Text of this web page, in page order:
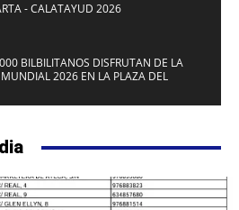
- CALATAYUD 2026
BILBILITANOS DISFRUTAN DE LA
2026 EN LA PLAZA DEL